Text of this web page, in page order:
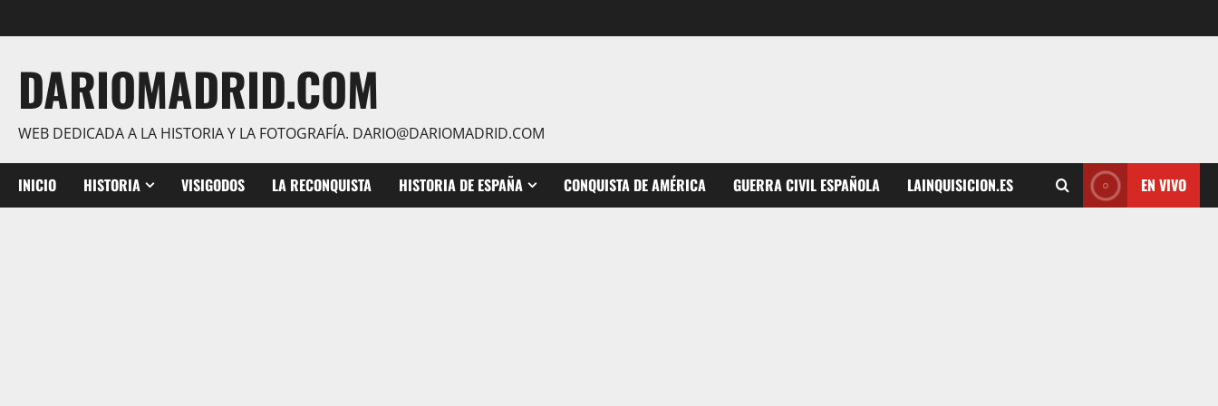
al
DARIOMADRID.COM
WEB DEDICADA A LA HISTORIA Y LA FOTOGRAFÍA. DARIO@DARIOMADRID.COM
INICIO HISTORIA VISIGODOS LA RECONQUISTA HISTORIA DE ESPAÑA CONQUISTA DE AMÉRICA GUERRA CIVIL ESPAÑOLA LAINQUISICION.ES EN VIVO